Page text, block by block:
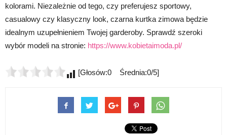
kolorami. Niezależnie od tego, czy preferujesz sportowy,
casualowy czy klasyczny look, czarna kurtka zimowa będzie
idealnym uzupełnieniem Twojej garderoby. Sprawdź szeroki
wybór modeli na stronie: https://www.kobietaimoda.pl/
[Głosów:0 Średnia:0/5]